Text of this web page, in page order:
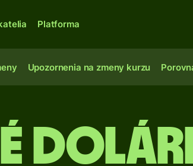
Platforma
Upozornenia na zmeny kurzu